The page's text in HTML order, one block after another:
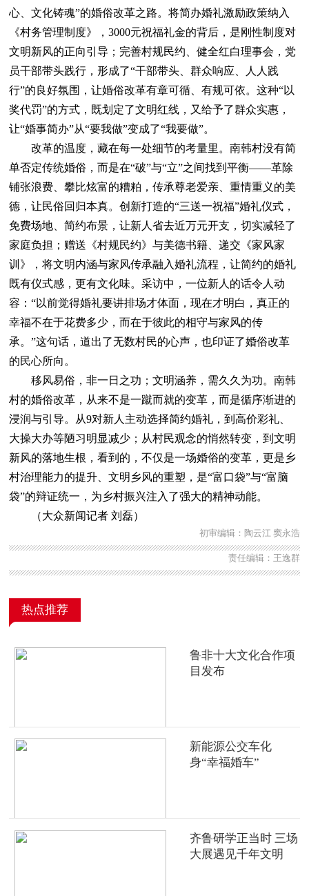
心、文化铸魂”的婚俗改革之路。将简办婚礼激励政策纳入
《村务管理制度》，3000元祝福礼金的背后，是刚性制度对
文明新风的正向引导；完善村规民约、健全红白理事会，党
员干部带头践行，形成了“干部带头、群众响应、人人践
行”的良好氛围，让婚俗改革有章可循、有规可依。这种“以
奖代罚”的方式，既划定了文明红线，又给予了群众实惠，
让“婚事简办”从“要我做”变成了“我要做”。
改革的温度，藏在每一处细节的考量里。南韩村没有简
单否定传统婚俗，而是在“破”与“立”之间找到平衡——革除
铺张浪费、攀比炫富的糟粕，传承尊老爱亲、重情重义的美
德，让民俗回归本真。创新打造的“三送一祝福”婚礼仪式，
免费场地、简约布景，让新人省去近万元开支，切实减轻了
家庭负担；赠送《村规民约》与美德书籍、递交《家风家
训》，将文明内涵与家风传承融入婚礼流程，让简约的婚礼
既有仪式感，更有文化味。采访中，一位新人的话令人动
容：“以前觉得婚礼要讲排场才体面，现在才明白，真正的
幸福不在于花费多少，而在于彼此的相守与家风的传
承。”这句话，道出了无数村民的心声，也印证了婚俗改革
的民心所向。
移风易俗，非一日之功；文明涵养，需久久为功。南韩
村的婚俗改革，从来不是一蹴而就的变革，而是循序渐进的
浸润与引导。从9对新人主动选择简约婚礼，到高价彩礼、
大操大办等陋习明显减少；从村民观念的悄然转变，到文明
新风的落地生根，看到的，不仅是一场婚俗的变革，更是乡
村治理能力的提升、文明乡风的重塑，是“富口袋”与“富脑
袋”的辩证统一，为乡村振兴注入了强大的精神动能。
（大众新闻记者 刘磊）
初审编辑：陶云江 窦永浩
责任编辑：王逸群
热点推荐
鲁非十大文化合作项
目发布
新能源公交车化
身“幸福婚车”
齐鲁研学正当时 三场
大展遇见千年文明